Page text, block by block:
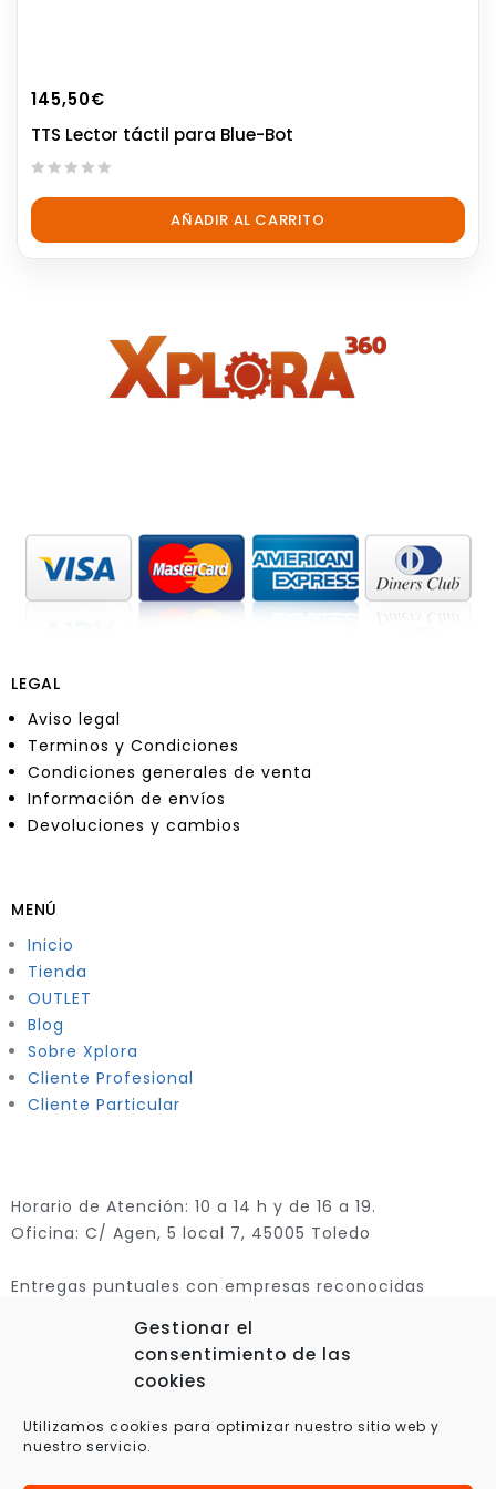
Gestionar el
consentimiento de las
cookies
Utilizamos cookies para optimizar nuestro sitio web y
nuestro servicio.
145,50€
TTS Lector táctil para Blue-Bot
out
5
AÑADIR AL CARRITO
LEGAL
Aviso legal
Terminos y Condiciones
Condiciones generales de venta
Información de envíos
Devoluciones y cambios
MENÚ
Inicio
Tienda
OUTLET
Blog
Sobre Xplora
Cliente Profesional
Cliente Particular
Horario de Atención: 10 a 14 h y de 16 a 19.
Oficina: C/ Agen, 5 local 7, 45005 Toledo
Entregas puntuales con empresas reconocidas